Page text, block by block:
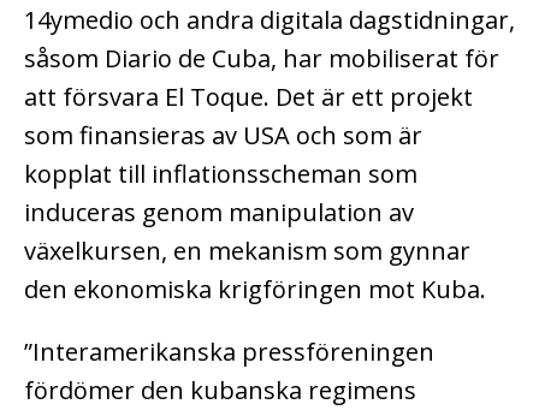
14ymedio och andra digitala dagstidningar,
såsom Diario de Cuba, har mobiliserat för
att försvara El Toque. Det är ett projekt
som finansieras av USA och som är
kopplat till inflationsscheman som
induceras genom manipulation av
växelkursen, en mekanism som gynnar
den ekonomiska krigföringen mot Kuba.
”Interamerikanska pressföreningen
fördömer den kubanska regimens